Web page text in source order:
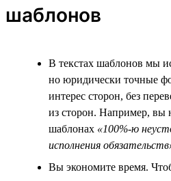
шаблонов
В текстах шаблонов мы
но юридически точные
интерес сторон, без
из сторон. Например, вы
шаблонах «100%-ю
исполнения
Вы экономите время.